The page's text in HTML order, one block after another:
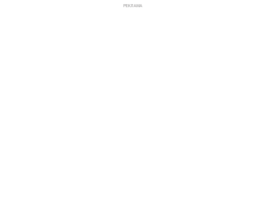
РЕКЛАМА